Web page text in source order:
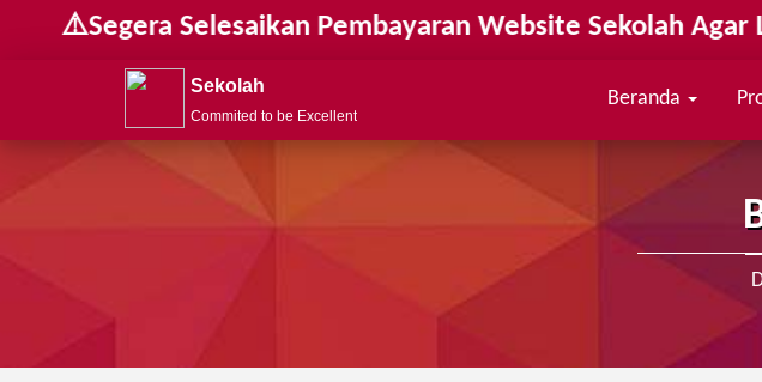
Selesaikan Pembayaran Website Sekolah Agar
Sekolah
Commited to be Excellent
Beranda